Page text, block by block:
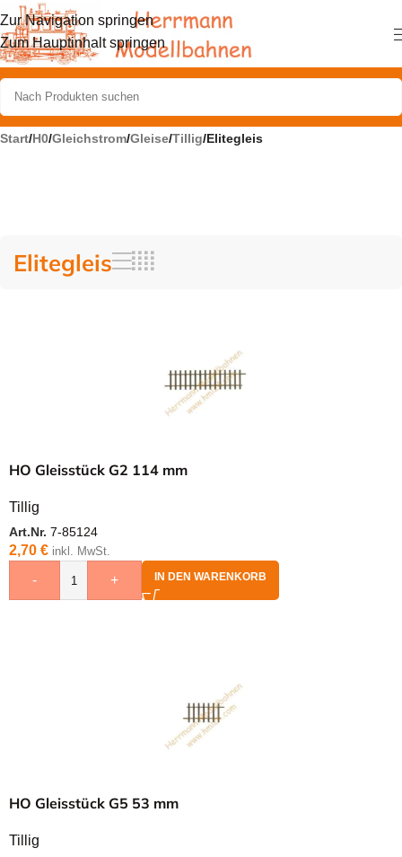
Zur Navigation springen
Zum Hauptinhalt springen
Start/H0/Gleichstrom/Gleise/Tillig/Elitegleis
Elitegleis
HO Gleisstück G2 114 mm
Tillig
Art.Nr. 7-85124
2,70 € inkl. MwSt.
- + IN DEN WARENKORB
HO Gleisstück G5 53 mm
Tillig